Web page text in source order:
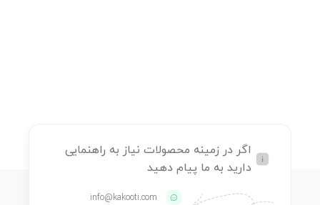
اگر در زمینه محصولات نیاز به راهنمایی
دارید به ما پیام دهید
info@kakooti.com